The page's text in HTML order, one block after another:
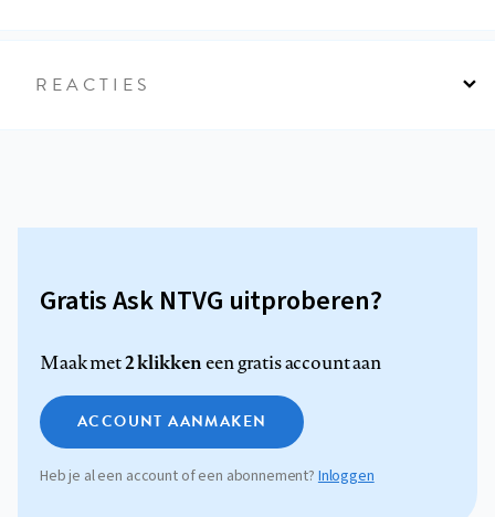
REACTIES
Gratis Ask NTVG uitproberen?
Maak met2 klikkeneen gratis account aan
ACCOUNT AANMAKEN
Heb je al een account of een abonnement?Inloggen